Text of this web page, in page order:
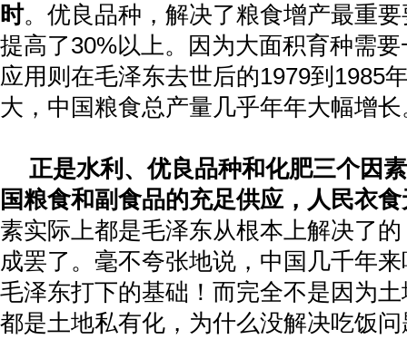
时。优良品种，解决了粮食增产最重
提高了30%以上。因为大面积育种需
应用则在毛泽东去世后的1979到 1985
大，中国粮食总产量几乎年年大幅增长
正是水利、优良品种和化肥三个因
国粮食和副食品的充足供应，人民衣
素实际上都是毛泽东从根本上解决了
成罢了。毫不夸张地说，中国几千年
毛泽东打下的基础！而完全不是因为
都是土地私有化，为什么没解决吃饭